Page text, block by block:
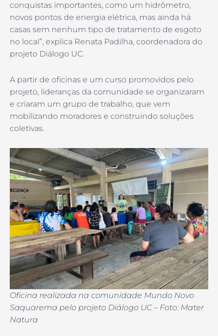
conquistas importantes, como um hidrômetro,
novos pontos de energia elétrica, mas ainda há
casas sem nenhum tipo de tratamento de esgoto
no local”, explica Renata Padilha, coordenadora do
projeto Diálogo UC.
A partir de oficinas e um curso promovidos pelo
projeto, lideranças da comunidade se organizaram
e criaram um grupo de trabalho, que vem
mobilizando moradores e construindo soluções
coletivas.
Oficina realizada na comunidade Mundo Novo
Saquarema pelo projeto Diálogo UC – Foto: Mater
Natura